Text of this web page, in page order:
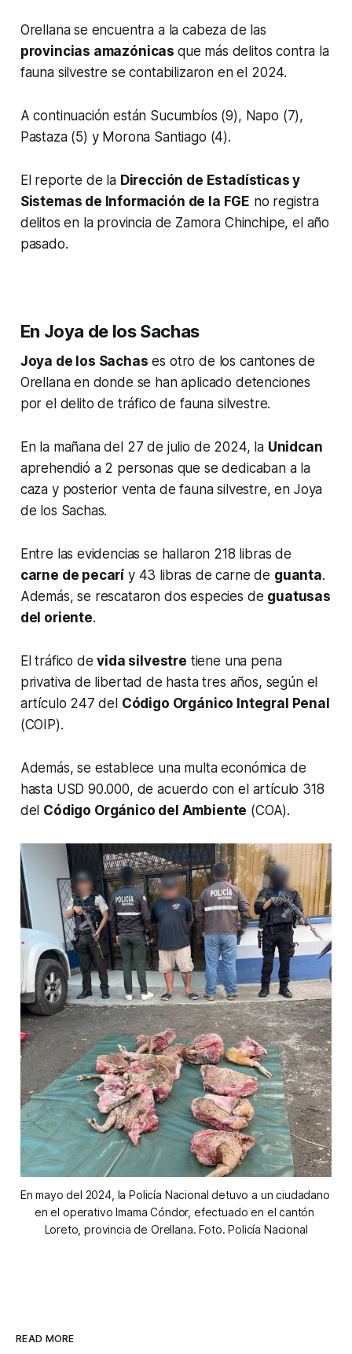
Orellana se encuentra a la cabeza de las
provincias amazónicas que más delitos contra la
fauna silvestre se contabilizaron en el 2024.
A continuación están Sucumbíos (9), Napo (7),
Pastaza (5) y Morona Santiago (4).
El reporte de la Dirección de Estadísticas y
Sistemas de Información de la FGE no registra
delitos en la provincia de Zamora Chinchipe, el año
pasado.
En Joya de los Sachas
Joya de los Sachas es otro de los cantones de
Orellana en donde se han aplicado detenciones
por el delito de tráfico de fauna silvestre.
En la mañana del 27 de julio de 2024, la Unidcan
aprehendió a 2 personas que se dedicaban a la
caza y posterior venta de fauna silvestre, en Joya
de los Sachas.
Entre las evidencias se hallaron 218 libras de
carne de pecarí y 43 libras de carne de guanta.
Además, se rescataron dos especies de guatusas
del oriente.
El tráfico devida silvestre tiene una pena
privativa de libertad de hasta tres años, según el
artículo 247 del Código Orgánico Integral Penal
(COIP).
Además, se establece una multa económica de
hasta USD 90.000, de acuerdo con el artículo 318
del Código Orgánico del Ambiente (COA).
En mayo del 2024, la Policía Nacional detuvo a un ciudadano
en el operativo Imama Cóndor, efectuado en el cantón
Loreto, provincia de Orellana. Foto. Policía Nacional
READ MORE